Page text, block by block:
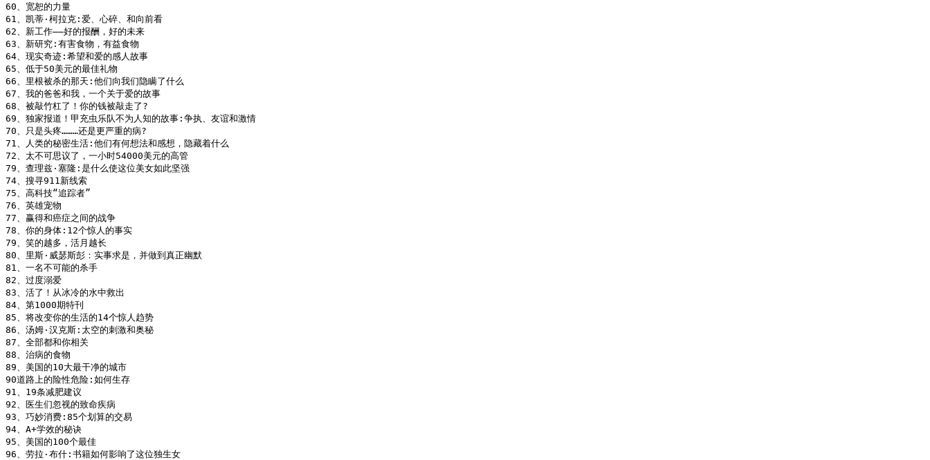
60、宽恕的力量
61、凯蒂·柯拉克:爱、心碎、和向前看
62、新工作——好的报酬，好的未来
63、新研究:有害食物，有益食物
64、现实奇迹:希望和爱的感人故事
65、低于50美元的最佳礼物
66、里根被杀的那天:他们向我们隐瞒了什么
67、我的爸爸和我，一个关于爱的故事
68、被敲竹杠了！你的钱被敲走了?
69、独家报道！甲充虫乐队不为人知的故事:争执、友谊和激情
70、只是头疼………还是更严重的病?
71、人类的秘密生活:他们有何想法和感想，隐藏着什么
72、太不可思议了，一小时54000美元的高管
79、查理兹·塞隆:是什么使这位美女如此坚强
74、搜寻911新线索
75、高科技“追踪者”
76、英雄宠物
77、赢得和癌症之间的战争
78、你的身体:12个惊人的事实
79、笑的越多，活月越长
80、里斯·威瑟斯彭：实事求是，并做到真正幽默
81、一名不可能的杀手
82、过度溺爱
83、活了！从冰冷的水中救出
84、第1000期特刊
85、将改变你的生活的14个惊人趋势
86、汤姆·汉克斯:太空的刺激和奥秘
87、全部都和你相关
88、治病的食物
89、美国的10大最干净的城市
90道路上的险性危险:如何生存
91、19条减肥建议
92、医生们忽视的致命疾病
93、巧妙消费:85个划算的交易
94、A+学效的秘诀
95、美国的100个最佳
96、劳拉·布什:书籍如何影响了这位独生女